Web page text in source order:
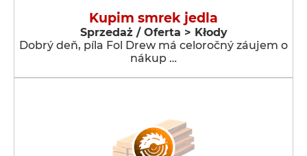
Kupim smrek jedla
Sprzedaż / Oferta > Kłody
Dobrý deň, píla Fol Drew má celoročný záujem o
nákup …